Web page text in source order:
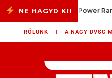
Skip to content
a vég? Power
RÓLUNK | A NAGY DVSC